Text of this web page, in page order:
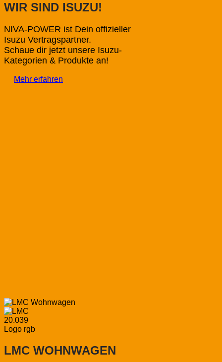
WIR SIND ISUZU!
NIVA-POWER ist Dein offizieller
Isuzu Vertragspartner.
Schaue dir jetzt unsere Isuzu-
Kategorien & Produkte an!
Mehr erfahren
LMC WOHNWAGEN